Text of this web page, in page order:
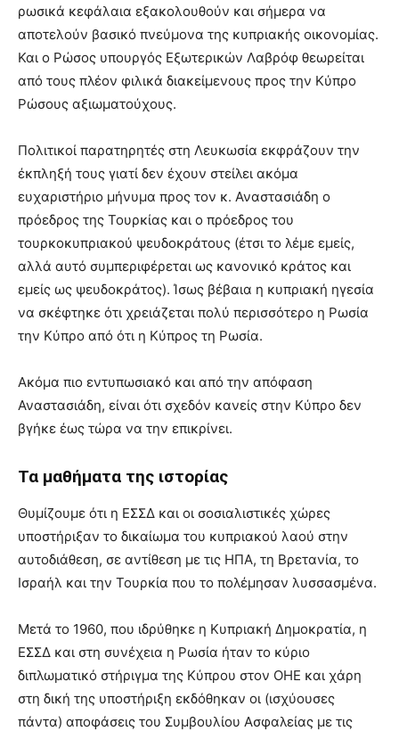
ρωσικά κεφάλαια εξακολουθούν και σήμερα να
αποτελούν βασικό πνεύμονα της κυπριακής οικονομίας.
Και ο Ρώσος υπουργός Εξωτερικών Λαβρόφ θεωρείται
από τους πλέον φιλικά διακείμενους προς την Κύπρο
Ρώσους αξιωματούχους.
Πολιτικοί παρατηρητές στη Λευκωσία εκφράζουν την
έκπληξή τους γιατί δεν έχουν στείλει ακόμα
ευχαριστήριο μήνυμα προς τον κ. Αναστασιάδη ο
πρόεδρος της Τουρκίας και ο πρόεδρος του
τουρκοκυπριακού ψευδοκράτους (έτσι το λέμε εμείς,
αλλά αυτό συμπεριφέρεται ως κανονικό κράτος και
εμείς ως ψευδοκράτος). Ίσως βέβαια η κυπριακή ηγεσία
να σκέφτηκε ότι χρειάζεται πολύ περισσότερο η Ρωσία
την Κύπρο από ότι η Κύπρος τη Ρωσία.
Ακόμα πιο εντυπωσιακό και από την απόφαση
Αναστασιάδη, είναι ότι σχεδόν κανείς στην Κύπρο δεν
βγήκε έως τώρα να την επικρίνει.
Τα μαθήματα της ιστορίας
Θυμίζουμε ότι η ΕΣΣΔ και οι σοσιαλιστικές χώρες
υποστήριξαν το δικαίωμα του κυπριακού λαού στην
αυτοδιάθεση, σε αντίθεση με τις ΗΠΑ, τη Βρετανία, το
Ισραήλ και την Τουρκία που το πολέμησαν λυσσασμένα.
Μετά το 1960, που ιδρύθηκε η Κυπριακή Δημοκρατία, η
ΕΣΣΔ και στη συνέχεια η Ρωσία ήταν το κύριο
διπλωματικό στήριγμα της Κύπρου στον ΟΗΕ και χάρη
στη δική της υποστήριξη εκδόθηκαν οι (ισχύουσες
πάντα) αποφάσεις του Συμβουλίου Ασφαλείας με τις